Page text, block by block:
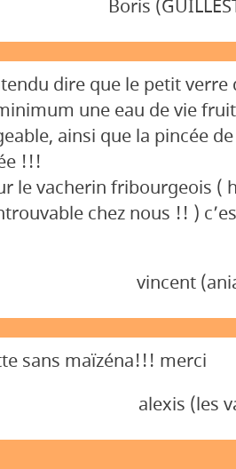
Boris
dire que le petit verre
une eau de vie
ainsi que la pincée
!!!
le vacherin fribourgeois (
chez nous !! )
vincent
sans maïzéna!!! merci
alexis (les